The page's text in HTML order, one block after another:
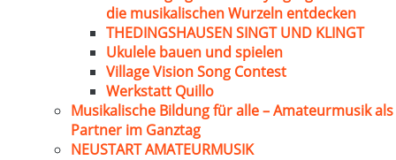
die musikalischen Wurzeln entdecken
THEDINGSHAUSEN SINGT UND KLINGT
Ukulele bauen und spielen
Village Vision Song Contest
Werkstatt Quillo
Musikalische Bildung für alle – Amateurmusik als
Partner im Ganztag
NEUSTART AMATEURMUSIK